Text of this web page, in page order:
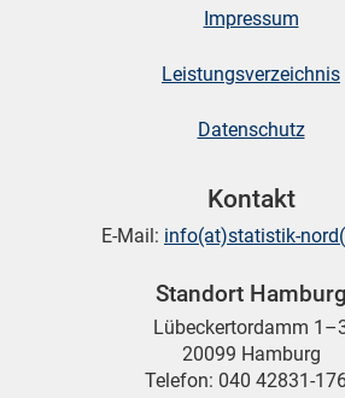
Impressum
Leistungsverzeichnis
Datenschutz
Kontakt
E-Mail: info(at)statistik-
Standort Hamburg
Lübeckertordamm
20099 Hamburg
Telefon: 040 42831-